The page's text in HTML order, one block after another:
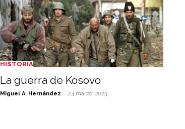
HISTORIA
La guerra de Kosovo
Miguel A. Hernández - 24 marzo, 2023